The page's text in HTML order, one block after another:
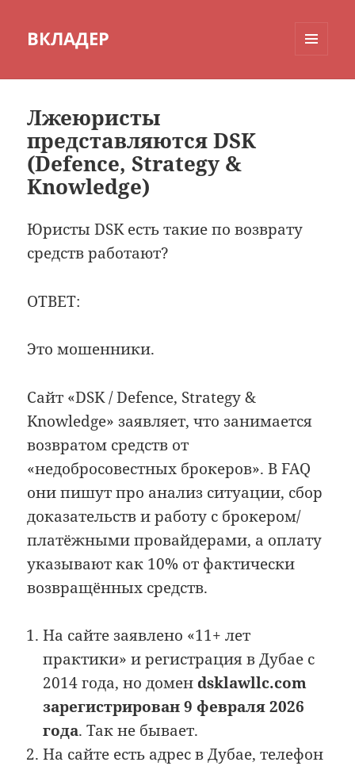
ВКЛАДЕР
Лжеюристы
представляются DSK
(Defence, Strategy &
Knowledge)
Юристы DSK ecть такие по возврату
средств работают?
ОТВЕТ:
Это мошенники.
Сайт «DSK / Defence, Strategy &
Knowledge» заявляет, что занимается
возвратом средств от
«недобросовестных брокеров». В FAQ
они пишут про анализ ситуации, сбор
доказательств и работу с брокером/
платёжными провайдерами, а оплату
указывают как 10% от фактически
возвращённых средств.
На сайте заявлено «11+ лет
практики» и регистрация в Дубае с
2014 года, но домен dsklawllc.com
зарегистрирован 9 февраля 2026
года. Так не бывает.
На сайте есть адрес в Дубае, телефон